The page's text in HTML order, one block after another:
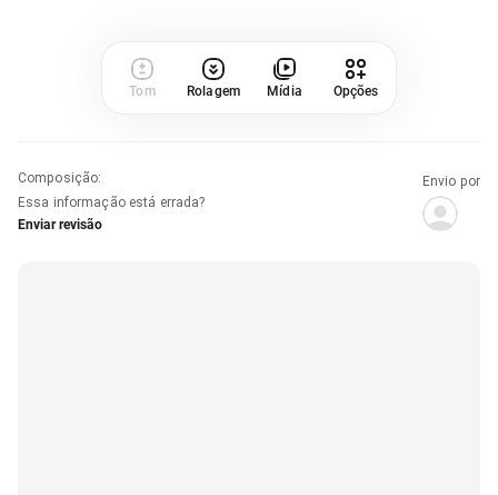
Tom Rolagem Mídia Opções
Composição:
Essa informação está errada?
Enviar revisão
Envio por